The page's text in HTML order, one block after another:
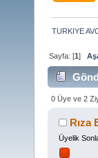
TURKIYE
Sayfa: [1]
0 Üye ve 2
Rıza
Üyelik